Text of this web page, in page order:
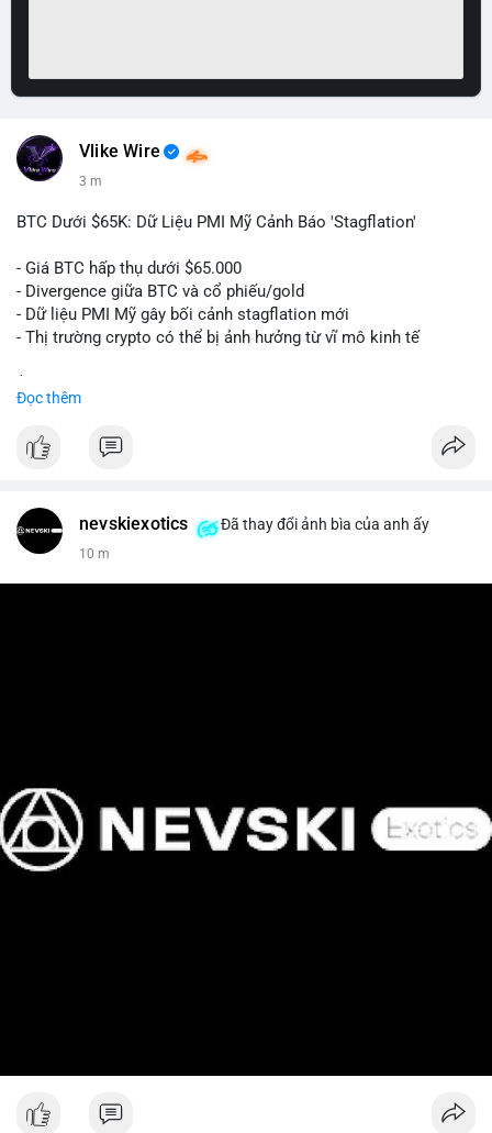
Vlike Wire
3 m
BTC Dưới $65K: Dữ Liệu PMI Mỹ Cảnh Báo 'Stagflation'
- Giá BTC hấp thụ dưới $65.000
- Divergence giữa BTC và cổ phiếu/gold
- Dữ liệu PMI Mỹ gây bối cảnh stagflation mới
- Thị trường crypto có thể bị ảnh hưởng từ vĩ mô kinh tế
Đọc thêm
nevskiexotics Đã thay đổi ảnh bìa của anh ấy
10 m